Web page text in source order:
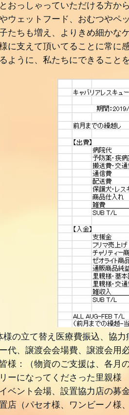
おっしゃっていただける方か
ウェットフード、おむつやペ
たちも増え、よりきめ細かな
に支えて頂いてることに常に
ように、私たちにできること
様の立て替え医療費振込、協
代、譲渡会会場費、譲渡会用
様：（物資のご支援は、各月
ーになってくださった里親様
ベント会場、設置協力店の募
店（パセオ様、ワンビーノ様